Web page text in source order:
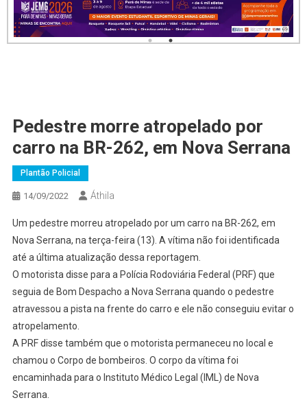
Pedestre morre atropelado por
carro na BR-262, em Nova Serrana
Plantão Policial
14/09/2022 Áthila
Um pedestre morreu atropelado por um carro na BR-262, em
Nova Serrana, na terça-feira (13). A vítima não foi identificada
até a última atualização dessa reportagem.
O motorista disse para a Polícia Rodoviária Federal (PRF) que
seguia de Bom Despacho a Nova Serrana quando o pedestre
atravessou a pista na frente do carro e ele não conseguiu evitar o
atropelamento.
A PRF disse também que o motorista permaneceu no local e
chamou o Corpo de bombeiros. O corpo da vítima foi
encaminhada para o Instituto Médico Legal (IML) de Nova
Serrana.